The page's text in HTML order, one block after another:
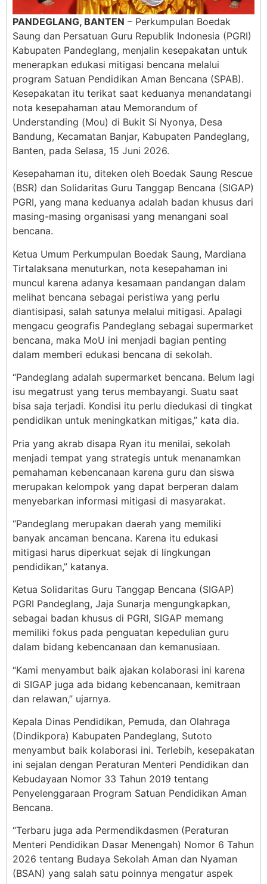
PANDEGLANG, BANTEN – Perkumpulan Boedak
Saung dan Persatuan Guru Republik Indonesia (PGRI)
Kabupaten Pandeglang, menjalin kesepakatan untuk
menerapkan edukasi mitigasi bencana melalui
program Satuan Pendidikan Aman Bencana (SPAB).
Kesepakatan itu terikat saat keduanya menandatangi
nota kesepahaman atau Memorandum of
Understanding (Mou) di Bukit Si Nyonya, Desa
Bandung, Kecamatan Banjar, Kabupaten Pandeglang,
Banten, pada Selasa, 15 Juni 2026.
Kesepahaman itu, diteken oleh Boedak Saung Rescue
(BSR) dan Solidaritas Guru Tanggap Bencana (SIGAP)
PGRI, yang mana keduanya adalah badan khusus dari
masing-masing organisasi yang menangani soal
bencana.
Ketua Umum Perkumpulan Boedak Saung, Mardiana
Tirtalaksana menuturkan, nota kesepahaman ini
muncul karena adanya kesamaan pandangan dalam
melihat bencana sebagai peristiwa yang perlu
diantisipasi, salah satunya melalui mitigasi. Apalagi
mengacu geografis Pandeglang sebagai supermarket
bencana, maka MoU ini menjadi bagian penting
dalam memberi edukasi bencana di sekolah.
“Pandeglang adalah supermarket bencana. Belum lagi
isu megatrust yang terus membayangi. Suatu saat
bisa saja terjadi. Kondisi itu perlu diedukasi di tingkat
pendidikan untuk meningkatkan mitigas,” kata dia.
Pria yang akrab disapa Ryan itu menilai, sekolah
menjadi tempat yang strategis untuk menanamkan
pemahaman kebencanaan karena guru dan siswa
merupakan kelompok yang dapat berperan dalam
menyebarkan informasi mitigasi di masyarakat.
“Pandeglang merupakan daerah yang memiliki
banyak ancaman bencana. Karena itu edukasi
mitigasi harus diperkuat sejak di lingkungan
pendidikan,” katanya.
Ketua Solidaritas Guru Tanggap Bencana (SIGAP)
PGRI Pandeglang, Jaja Sunarja mengungkapkan,
sebagai badan khusus di PGRI, SIGAP memang
memiliki fokus pada penguatan kepedulian guru
dalam bidang kebencanaan dan kemanusiaan.
“Kami menyambut baik ajakan kolaborasi ini karena
di SIGAP juga ada bidang kebencanaan, kemitraan
dan relawan,” ujarnya.
Kepala Dinas Pendidikan, Pemuda, dan Olahraga
(Dindikpora) Kabupaten Pandeglang, Sutoto
menyambut baik kolaborasi ini. Terlebih, kesepakatan
ini sejalan dengan Peraturan Menteri Pendidikan dan
Kebudayaan Nomor 33 Tahun 2019 tentang
Penyelenggaraan Program Satuan Pendidikan Aman
Bencana.
“Terbaru juga ada Permendikdasmen (Peraturan
Menteri Pendidikan Dasar Menengah) Nomor 6 Tahun
2026 tentang Budaya Sekolah Aman dan Nyaman
(BSAN) yang salah satu poinnya mengatur aspek